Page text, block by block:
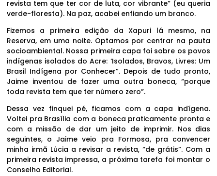
revista tem que ter cor de luta, cor vibrante” (eu queria
verde-floresta). Na paz, acabei enfiando um branco.
Fizemos a primeira edição da Xapuri lá mesmo, na
Reserva, em uma noite. Optamos por centrar na pauta
socioambiental. Nossa primeira capa foi sobre os povos
indígenas isolados do Acre: ‘Isolados, Bravos, Livres: Um
Brasil Indígena por Conhecer”. Depois de tudo pronto,
Jaime inventou de fazer uma outra boneca, “porque
toda revista tem que ter número zero”.
Dessa vez finquei pé, ficamos com a capa indígena.
Voltei pra Brasília com a boneca praticamente pronta e
com a missão de dar um jeito de imprimir. Nos dias
seguintes, o Jaime veio pra Formosa, pra convencer
minha irmã Lúcia a revisar a revista, “de grátis”. Com a
primeira revista impressa, a próxima tarefa foi montar o
Conselho Editorial.